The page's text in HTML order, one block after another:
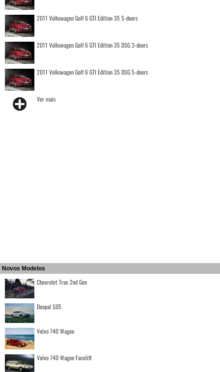
2011 Volkswagen Golf 6 GTI Edition 35 5-doors
2011 Volkswagen Golf 6 GTI Edition 35 DSG 3-doors
2011 Volkswagen Golf 6 GTI Edition 35 DSG 5-doors
Ver mais
Novos Modelos
Chevrolet Trax 2nd Gen
Deepal S05
Volvo 740 Wagon
Volvo 740 Wagon Facelift